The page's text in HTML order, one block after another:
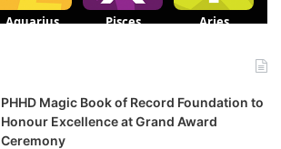
PHHD Magic Book of Record Foundation to
Honour Excellence at Grand Award
Ceremony